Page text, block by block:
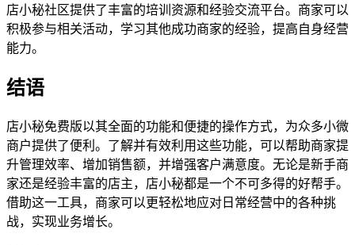
店小秘社区提供了丰富的培训资源和经验交流平台。商家可以
积极参与相关活动，学习其他成功商家的经验，提高自身经营
能力。
结语
店小秘免费版以其全面的功能和便捷的操作方式，为众多小微
商户提供了便利。了解并有效利用这些功能，可以帮助商家提
升管理效率、增加销售额，并增强客户满意度。无论是新手商
家还是经验丰富的店主，店小秘都是一个不可多得的好帮手。
借助这一工具，商家可以更轻松地应对日常经营中的各种挑
战，实现业务增长。